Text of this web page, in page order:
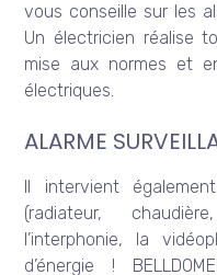
vous conseille sur les
Un électricien réalise
mise aux normes et
électriques.
ALARME
Il intervient
(radiateur,
l’interphonie, la
d’énergie !